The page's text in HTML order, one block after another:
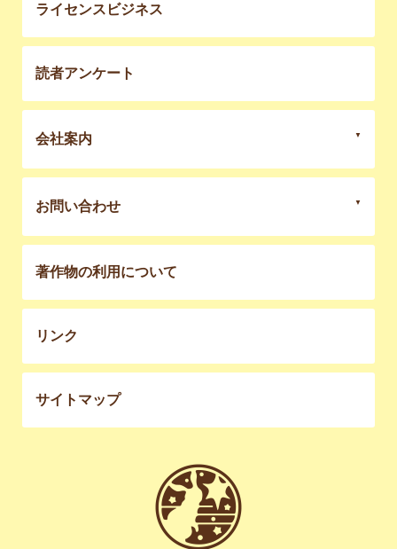
ライセンスビジネス
読者アンケート
会社案内
お問い合わせ
著作物の利用について
リンク
サイトマップ